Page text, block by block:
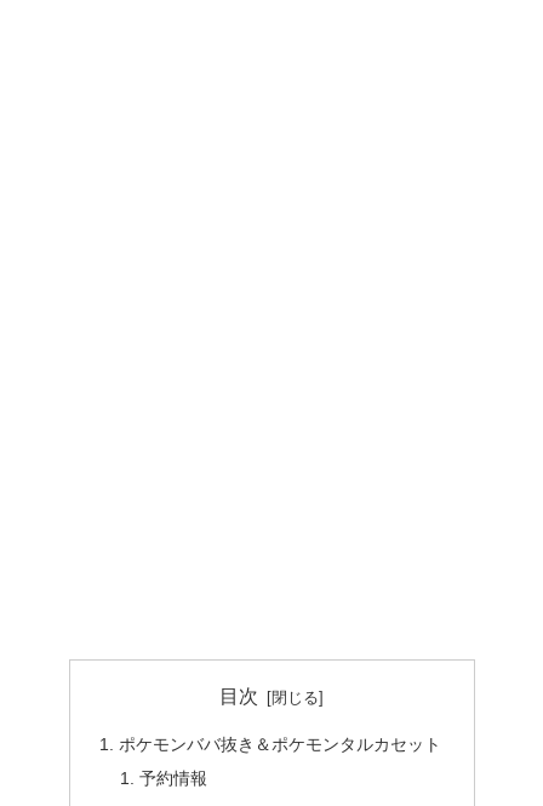
目次
ポケモンババ抜き＆ポケモンタルカセット
予約情報